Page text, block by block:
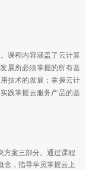
方案三部分。通过课程
念，指导学员掌握云上
课程内容涵盖了云计算
展所必须掌握的所有基
技术的发展；掌握云计
践掌握云服务产品的基